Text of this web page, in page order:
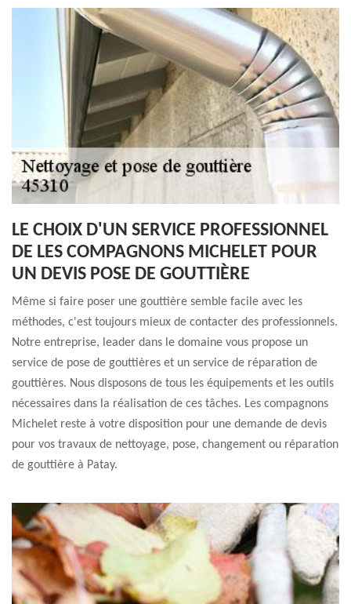
LE CHOIX D'UN SERVICE PROFESSIONNEL
DE LES COMPAGNONS MICHELET POUR
UN DEVIS POSE DE GOUTTIÈRE
Même si faire poser une gouttière semble facile avec les
méthodes, c'est toujours mieux de contacter des professionnels.
Notre entreprise, leader dans le domaine vous propose un
service de pose de gouttières et un service de réparation de
gouttières. Nous disposons de tous les équipements et les outils
nécessaires dans la réalisation de ces tâches. Les compagnons
Michelet reste à votre disposition pour une demande de devis
pour vos travaux de nettoyage, pose, changement ou réparation
de gouttière à Patay.